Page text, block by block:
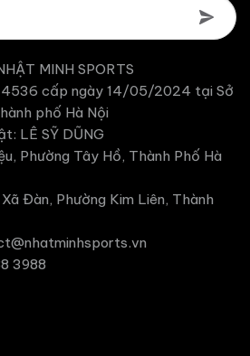
MINH SPORTS
cấp ngày 14/05/2024 tại Sở
phố Hà Nội
LÊ SỸ DŨNG
Phường Tây Hồ, Thành Phố Hà
Đàn, Phường Kim Liên, Thành
3988